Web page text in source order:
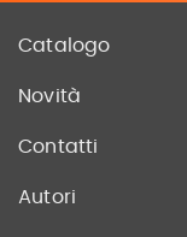
Catalogo
Novità
Contatti
Autori